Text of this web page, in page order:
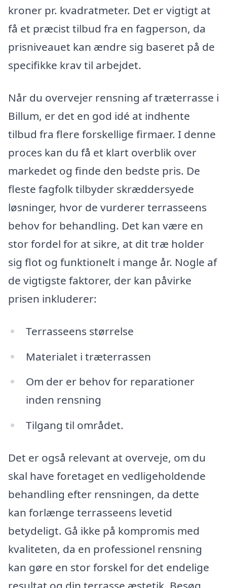
kroner pr. kvadratmeter. Det er vigtigt at
få et præcist tilbud fra en fagperson, da
prisniveauet kan ændre sig baseret på de
specifikke krav til arbejdet.
Når du overvejer rensning af træterrasse i
Billum, er det en god idé at indhente
tilbud fra flere forskellige firmaer. I denne
proces kan du få et klart overblik over
markedet og finde den bedste pris. De
fleste fagfolk tilbyder skræddersyede
løsninger, hvor de vurderer terrasseens
behov for behandling. Det kan være en
stor fordel for at sikre, at dit træ holder
sig flot og funktionelt i mange år. Nogle af
de vigtigste faktorer, der kan påvirke
prisen inkluderer:
Terrasseens størrelse
Materialet i træterrassen
Om der er behov for reparationer
inden rensning
Tilgang til området.
Det er også relevant at overveje, om du
skal have foretaget en vedligeholdende
behandling efter rensningen, da dette
kan forlænge terrasseens levetid
betydeligt. Gå ikke på kompromis med
kvaliteten, da en professionel rensning
kan gøre en stor forskel for det endelige